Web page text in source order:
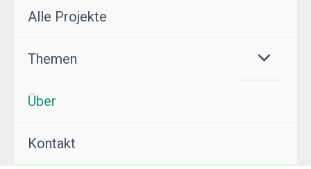
Alle Projekte
Themen
Über
Kontakt